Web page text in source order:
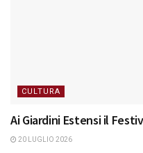
CULTURA
Ai Giardini Estensi il
20 LUGLIO 2026